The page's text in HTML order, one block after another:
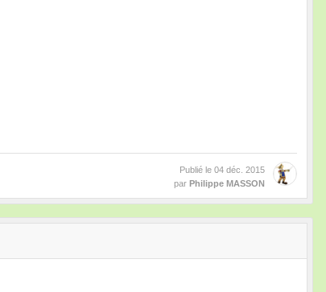
Publié le 04 déc. 2015
par Philippe MASSON